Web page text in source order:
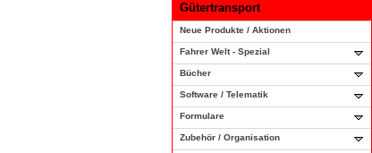
Gütertransport
Neue Produkte / Aktionen
Fahrer Welt - Spezial
Bücher
Software / Telematik
Formulare
Zubehör / Organisation